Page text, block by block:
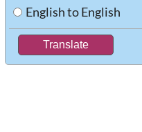
English to English